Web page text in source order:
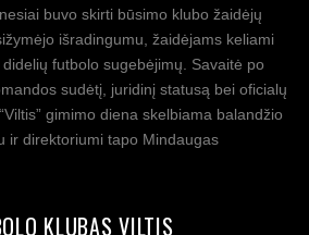
buvo skirti būsimo klubo žaidėjų
išradingumu, žaidėjams keliami
futbolo sugebėjimų. Savaitė po
sudėtį, juridinį statusą bei oficialų
gimimo diena skelbiama balandžio
ir direktoriumi tapo Mindaugas
KLUBAS VILTIS